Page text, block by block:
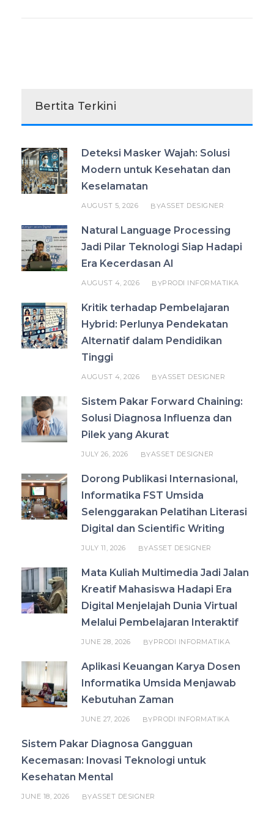
Bertita Terkini
Deteksi Masker Wajah: Solusi
Modern untuk Kesehatan dan
Keselamatan
AUGUST 5, 2026 BYASSET DESIGNER
Natural Language Processing
Jadi Pilar Teknologi Siap Hadapi
Era Kecerdasan AI
AUGUST 4, 2026 BYPRODI INFORMATIKA
Kritik terhadap Pembelajaran
Hybrid: Perlunya Pendekatan
Alternatif dalam Pendidikan
Tinggi
AUGUST 4, 2026 BYASSET DESIGNER
Sistem Pakar Forward Chaining:
Solusi Diagnosa Influenza dan
Pilek yang Akurat
JULY 26, 2026 BYASSET DESIGNER
Dorong Publikasi Internasional,
Informatika FST Umsida
Selenggarakan Pelatihan Literasi
Digital dan Scientific Writing
JULY 11, 2026 BYASSET DESIGNER
Mata Kuliah Multimedia Jadi Jalan
Kreatif Mahasiswa Hadapi Era
Digital Menjelajah Dunia Virtual
Melalui Pembelajaran Interaktif
JUNE 28, 2026 BYPRODI INFORMATIKA
Aplikasi Keuangan Karya Dosen
Informatika Umsida Menjawab
Kebutuhan Zaman
JUNE 27, 2026 BYPRODI INFORMATIKA
Sistem Pakar Diagnosa Gangguan
Kecemasan: Inovasi Teknologi untuk
Kesehatan Mental
JUNE 18, 2026 BYASSET DESIGNER